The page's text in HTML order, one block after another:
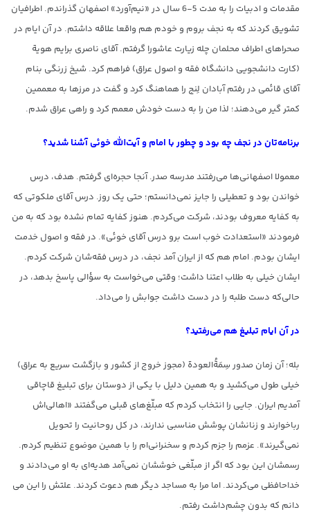
مقدمات و ادبیات را به مدت 5-6 سال در «نیم‌آورد» اصفهان گذراندم. اطرافیان
تشویق کردند که به نجف بروم و خودم هم واقعا علاقه داشتم. در آن ایام در
صحراهای اطراف محلمان چله زیارت عاشورا گرفتم. آقای ناصری برایم هویة
(کارت دانشجویی دانشگاه‌ فقه و اصول عراق) فراهم کرد. شیخ زرنگی بنام
آقای قائمی در رفتم آبادان لِنج را هماهنگ کرد و گفت در مرزها به معممین
کمتر گیر می‌دهند؛ لذا من را به دست خودش معمم کرد و راهی عراق شدم.
برنامه‌تان در نجف چه بود و چطور با امام و آیت‌الله خوئی آشنا شدید؟
معمولا اصفهانی‌ها می‌رفتند مدرسه صدر. آنجا حجره‌ای گرفتم. هدف، درس
خواندن بود و تعطیلی را جایز نمی‌دانستم؛ حتی یک روز. درس آقای ملکوتی که
به کفایه معروف بودند، شرکت می‌کردم. هنوز کفایه تمام نشده بود که به من
فرمودند «استعدادت خوب است برو درس آقای خوئی». در فقه و اصول خدمت
ایشان بودم. امام هم که از ایران آمد نجف، در درس فقه‌شان شرکت کردم.
ایشان خیلی به طلاب اعتنا داشت؛ وقتی می‌خواست به سؤالی پاسخ بدهد، در
حالی‌که دست طلبه را در دست داشت جوابش را می‌داد.
در آن ایام تبلیغ هم می‌رفتید؟
بله؛ آن زمان صدور سِمَةُالعودة (مجوز خروج از کشور و بازگشت سریع به عراق)
خیلی طول می‌کشید و به همین دلیل با یکی از دوستان برای تبلیغ قاچاقی
آمدیم ایران. جایی را انتخاب کردم که مبلّغ‌های قبلی می‌گفتند «اهالی‌اش
رباخوارند و زنانشان پوشش مناسبی ندارند، در کل روحانیت را تحویل
نمی‌گیرند». عزمم را جزم کردم و سخنرانی‌ام را با همین موضوع تنظیم کردم.
رسمشان این بود که اگر از مبلّغی خوششان نمی‌آمد هدیه‌ای به او می‌دادند و
خداحافظی می‌کردند. اما مرا به مساجد دیگر هم دعوت کردند. علتش را این می
دانم که بدون چشم‌داشت رفتم.